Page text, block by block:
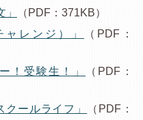
（PDF：371KB）
ャレンジ）」
（PDF：
！受験生！」
（PDF：
ールライフ」
（PDF：